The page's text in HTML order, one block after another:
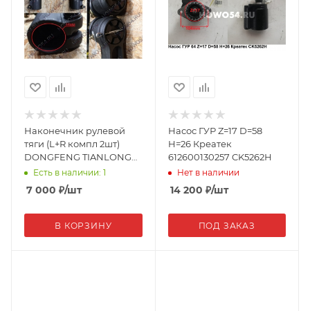
Наконечник рулевой
тяги (L+R компл 2шт)
DONGFENG TIANLONG
Креатек 3303N-059/60
Есть в наличии: 1
7 000 ₽/шт
В КОРЗИНУ
Насос ГУР Z=17 D=58
H=26 Креатек
612600130257 CK5262Н
Нет в наличии
14 200 ₽/шт
ПОД ЗАКАЗ